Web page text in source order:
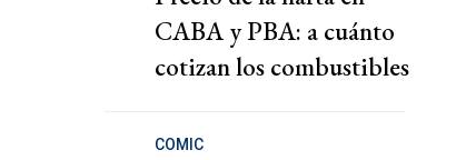
CABA y PBA: a cuánto
cotizan los combustibles
COMIC